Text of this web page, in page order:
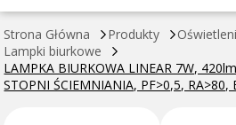
Strona Główna Produkty
Lampki biurkowe
LAMPKA BIURKOWA LINEAR 7W,
STOPNI ŚCIEMNIANIA, PF>0,5, RA>80,